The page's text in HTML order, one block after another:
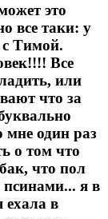
это
все таки: у
с Тимой.
Все
или
что за
мне один раз
о том что
что пол
я в
ехала в